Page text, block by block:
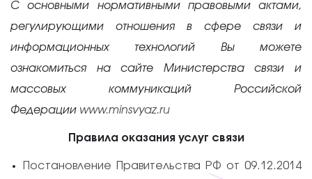
С основными нормативными правовыми актами,
регулирующими отношения в сфере связи и
информационных технологий Вы можете
ознакомиться на сайте Министерства связи и
массовых коммуникаций Российской
Федерации www.minsvyaz.ru
Правила оказания услуг связи
Постановление Правительства РФ от 09.12.2014